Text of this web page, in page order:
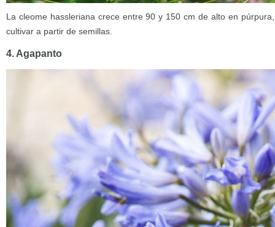
La cleome hassleriana crece entre 90 y 150 cm de alto en
cultivar a partir de semillas.
4. Agapanto